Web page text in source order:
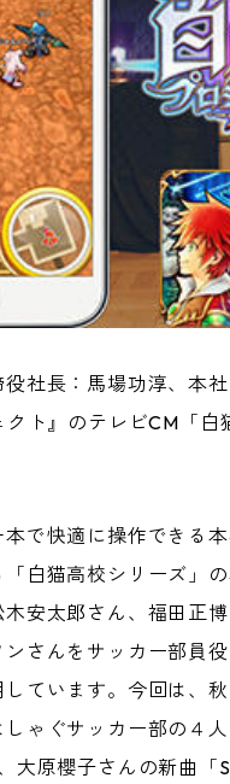
社長：馬場功淳、本
ト』のテレビCM「
本で快適に操作できる
白猫高校シリーズ」
木安太郎さん、福田正
さんをサッカー部員
ています。今回は、
ゃぐサッカー部の４
大原櫻子さんの新曲